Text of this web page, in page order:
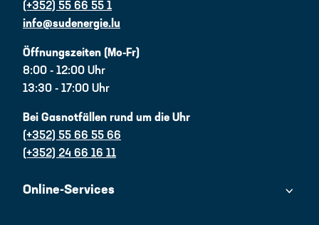
(+352) 55 66 55 1
info@sudenergie.lu
Öffnungszeiten (Mo-Fr)
8:00 - 12:00 Uhr
13:30 - 17:00 Uhr
Bei Gasnotfällen rund um die Uhr
(+352) 55 66 55 66
(+352) 24 66 16 11
Online-Services